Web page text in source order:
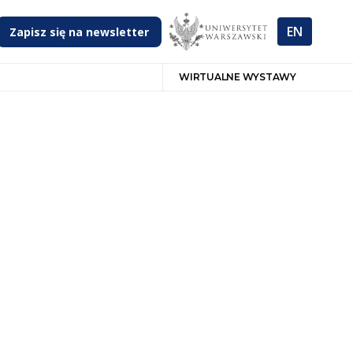
Zapisz się na newsletter EN
WIRTUALNE WYSTAWY